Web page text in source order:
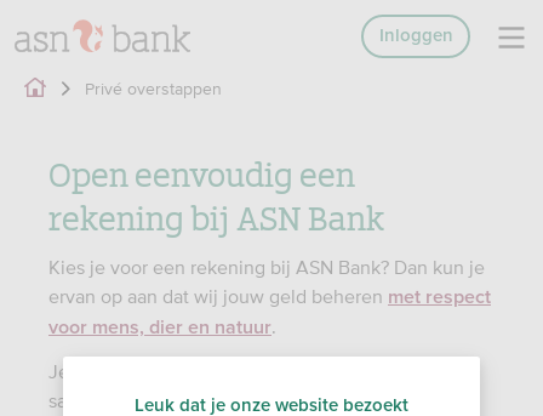
Inloggen
Privé overstappen
Open eenvoudig een
rekening bij ASN Bank
Kies je voor een rekening bij ASN Bank? Dan kun je
ervan op aan dat wij jouw geld beheren met respect
voor mens, dier en natuur.
Je opent eenvoudig een rekening voor jezelf,
samen of je kind via onze app.
Leuk dat je onze website bezoekt